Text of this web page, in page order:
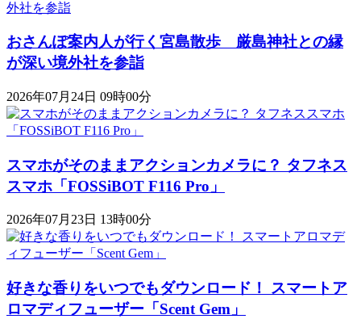
おさんぽ案内人が行く宮島散歩 厳島神社との縁
が深い境外社を参詣
2026年07月24日 09時00分
スマホがそのままアクションカメラに？ タフネス
スマホ「FOSSiBOT F116 Pro」
2026年07月23日 13時00分
好きな香りをいつでもダウンロード！ スマートア
ロマディフューザー「Scent Gem」